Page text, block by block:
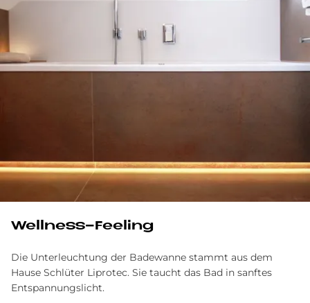
Wellness-Feeling
Die Unterleuchtung der Badewanne stammt aus dem
Hause Schlüter Liprotec. Sie taucht das Bad in sanftes
Entspannungslicht.